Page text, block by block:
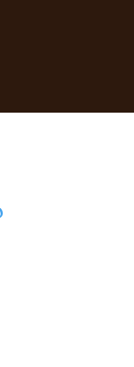
devenir